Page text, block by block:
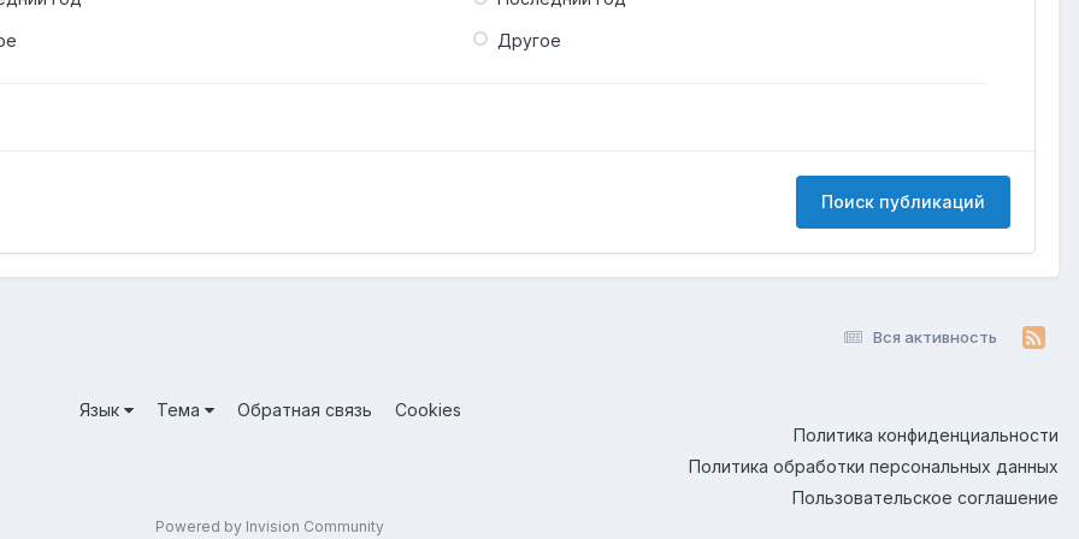
Другое
Поиск публикаций
Вся активность
Язык Тема Обратная связь
Cookies
Политика конфиденциальности
Политика обработки персональных данных
Пользовательское соглашение
Powered by Invision Community